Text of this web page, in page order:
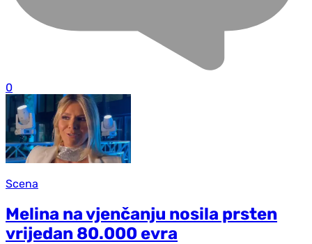
0
Scena
Melina na vjenčanju nosila prsten
vrijedan 80.000 evra